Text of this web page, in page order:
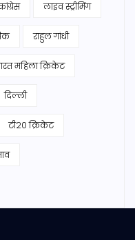
लाइव स्ट्रीमिंग
राहुल गांधी
महिला क्रिकेट
दिल्ली
टी20 क्रिकेट